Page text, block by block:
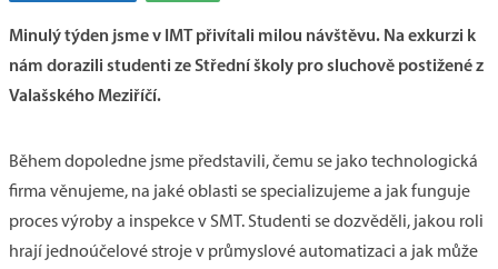
Minulý týden jsme v IMT přivítali milou návštěvu. Na exkurzi k
nám dorazili studenti ze Střední školy pro sluchově postižené z
Valašského Meziříčí.
Během dopoledne jsme představili, čemu se jako technologická
firma věnujeme, na jaké oblasti se specializujeme a jak funguje
proces výroby a inspekce v SMT. Studenti se dozvěděli, jakou roli
hrají jednoúčelové stroje v průmyslové automatizaci a jak může